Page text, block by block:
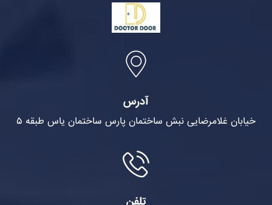
آدرس
خیابان غلامرضایی نبش ساختمان پارس ساختمان یاس طبقه ۵